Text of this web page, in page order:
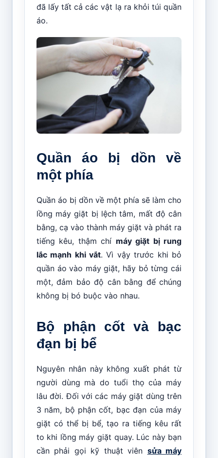
đã lấy tất cả các vật lạ ra khỏi túi quần
áo.
Quần áo bị dồn về
một phía
Quần áo bị dồn về một phía sẽ làm cho
lồng máy giặt bị lệch tâm, mất độ cân
bằng, cạ vào thành máy giặt và phát ra
tiếng kêu, thậm chí máy giặt bị rung
lắc mạnh khi vắt. Vì vậy trước khi bỏ
quần áo vào máy giặt, hãy bỏ từng cái
một, đảm bảo độ cân bằng để chúng
không bị bó buộc vào nhau.
Bộ phận cốt và bạc
đạn bị bể
Nguyên nhân này không xuất phát từ
người dùng mà do tuổi thọ của máy
lâu đời. Đối với các máy giặt dùng trên
3 năm, bộ phận cốt, bạc đạn của máy
giặt có thể bị bể, tạo ra tiếng kêu rất
to khi lồng máy giặt quay. Lúc này bạn
cần phải gọi kỹ thuật viên sửa máy